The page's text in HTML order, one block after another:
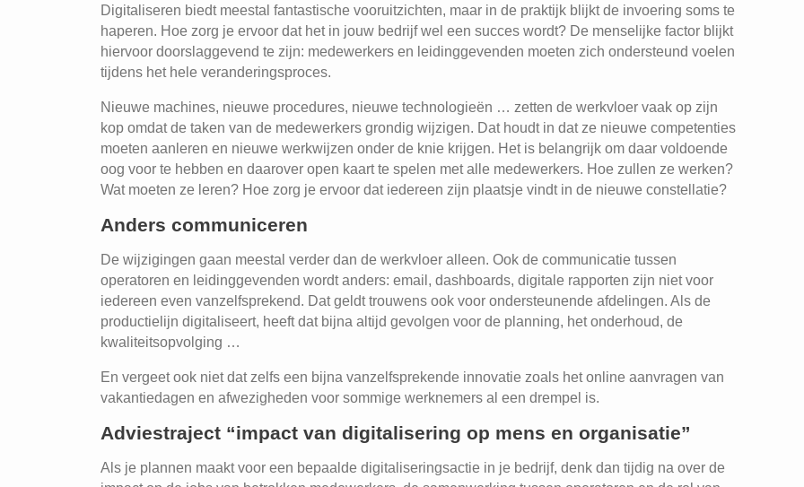
Digitaliseren biedt meestal fantastische vooruitzichten, maar in de praktijk blijkt de invoering soms te
haperen. Hoe zorg je ervoor dat het in jouw bedrijf wel een succes wordt? De menselijke factor blijkt
hiervoor doorslaggevend te zijn: medewerkers en leidinggevenden moeten zich ondersteund voelen
tijdens het hele veranderingsproces.
Nieuwe machines, nieuwe procedures, nieuwe technologieën … zetten de werkvloer vaak op zijn
kop omdat de taken van de medewerkers grondig wijzigen. Dat houdt in dat ze nieuwe competenties
moeten aanleren en nieuwe werkwijzen onder de knie krijgen. Het is belangrijk om daar voldoende
oog voor te hebben en daarover open kaart te spelen met alle medewerkers. Hoe zullen ze werken?
Wat moeten ze leren? Hoe zorg je ervoor dat iedereen zijn plaatsje vindt in de nieuwe constellatie?
Anders communiceren
De wijzigingen gaan meestal verder dan de werkvloer alleen. Ook de communicatie tussen
operatoren en leidinggevenden wordt anders: email, dashboards, digitale rapporten zijn niet voor
iedereen even vanzelfsprekend. Dat geldt trouwens ook voor ondersteunende afdelingen. Als de
productielijn digitaliseert, heeft dat bijna altijd gevolgen voor de planning, het onderhoud, de
kwaliteitsopvolging …
En vergeet ook niet dat zelfs een bijna vanzelfsprekende innovatie zoals het online aanvragen van
vakantiedagen en afwezigheden voor sommige werknemers al een drempel is.
Adviestraject “impact van digitalisering op mens en organisatie”
Als je plannen maakt voor een bepaalde digitaliseringsactie in je bedrijf, denk dan tijdig na over de